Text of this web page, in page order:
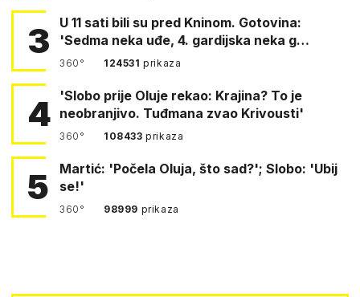
3
U 11 sati bili su pred Kninom. Gotovina:
'Sedma neka uđe, 4. gardijska neka g…
360° 124531prikaza
4
'Slobo prije Oluje rekao: Krajina? To je
neobranjivo. Tuđmana zvao Krivousti'
360° 108433prikaza
5
Martić: 'Počela Oluja, što sad?'; Slobo: 'Ubij
se!'
360° 98999 prikaza